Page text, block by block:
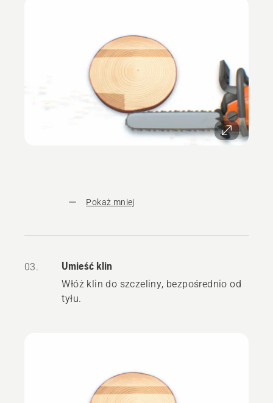
Pokaż mniej
03. Umieść klin
Włóż klin do szczeliny, bezpośrednio od
tyłu.